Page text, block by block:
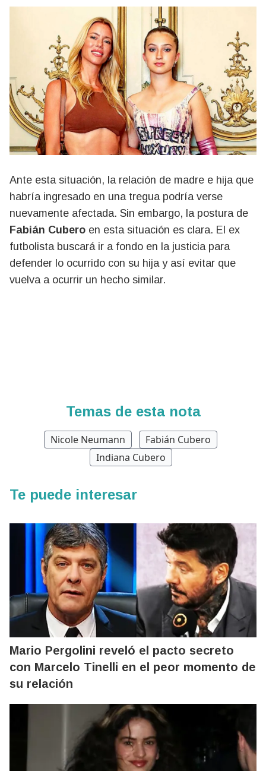
Ante esta situación, la relación de madre e hija que
habría ingresado en una tregua podría verse
nuevamente afectada. Sin embargo, la postura de
Fabián Cubero en esta situación es clara. El ex
futbolista buscará ir a fondo en la justicia para
defender lo ocurrido con su hija y así evitar que
vuelva a ocurrir un hecho similar.
Temas de esta nota
Nicole Neumann
Fabián Cubero
Indiana Cubero
Te puede interesar
Mario Pergolini reveló el pacto secreto
con Marcelo Tinelli en el peor momento de
su relación